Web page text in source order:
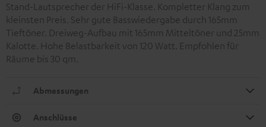
Stand-Lautsprecher der HiFi-Klasse. Kompletter Klang zum
kleinsten Preis. Sehr gute Basswiedergabe durch 165mm
Tieftöner. Dreiweg-Aufbau mit 165mm Mitteltöner und 25mm
Kalotte. Hohe Belastbarkeit von 120 Watt. Empfohlen für
Räume bis 30 qm.
Abmessungen
Anschlüsse